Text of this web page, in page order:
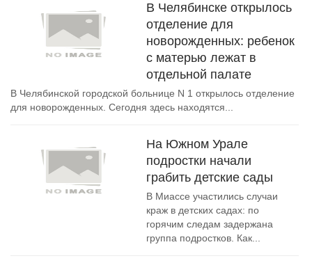
В Челябинске открылось
отделение для
новорожденных: ребенок
с матерью лежат в
отдельной палате
В Челябинской городской больнице N 1 открылось отделение
для новорожденных. Сегодня здесь находятся...
На Южном Урале
подростки начали
грабить детские сады
В Миассе участились случаи
краж в детских садах: по
горячим следам задержана
группа подростков. Как...